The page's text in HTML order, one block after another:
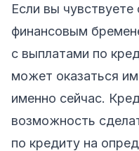
Если вы
финансовым
с выплатами по
может оказаться
именно сейчас.
возможность
по кредиту на